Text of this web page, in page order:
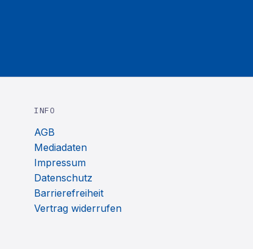
INFO
AGB
Mediadaten
Impressum
Datenschutz
Barrierefreiheit
Vertrag widerrufen